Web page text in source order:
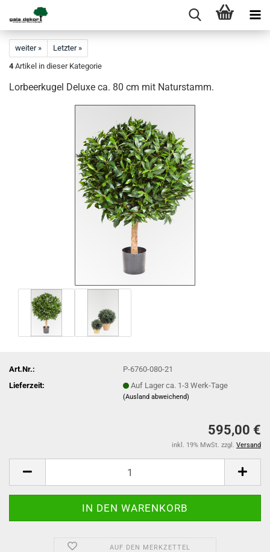
weiter »
Letzter »
4 Artikel in dieser Kategorie
Lorbeerkugel Deluxe ca. 80 cm mit Naturstamm.
Art.Nr.:
P-6760-080-21
Lieferzeit:
Auf Lager ca. 1-3 Werk-Tage
(Ausland abweichend)
595,00 €
inkl. 19% MwSt. zzgl. Versand
AUF DEN MERKZETTEL